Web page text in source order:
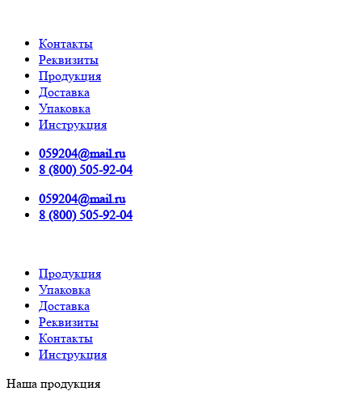
Контакты
Реквизиты
Продукция
Доставка
Упаковка
Инструкция
059204@mail.ru
8 (800) 505-92-04
059204@mail.ru
8 (800) 505-92-04
Продукция
Упаковка
Доставка
Реквизиты
Контакты
Инструкция
Наша продукция